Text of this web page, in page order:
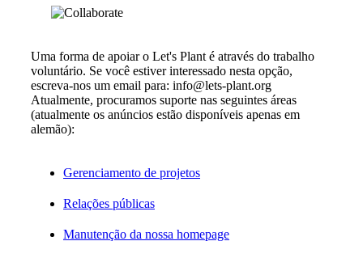
Uma forma de apoiar o Let's Plant é através do trabalho
voluntário. Se você estiver interessado nesta opção,
escreva-nos um email para: info@lets-plant.org
Atualmente, procuramos suporte nas seguintes áreas
(atualmente os anúncios estão disponíveis apenas em
alemão):
Gerenciamento de projetos
Relações públicas
Manutenção da nossa homepage